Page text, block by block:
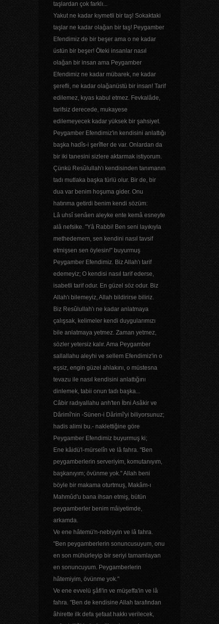
taşlardan çok farklı...
Yakut ne kadar kıymetli bir taş! Sokaktaki
taşlar ne kadar olağan bir taş! Peygamber
Efendimiz de bir beşer ama o ne kadar
üstün bir beşer! Öteki insanlar nasıl
olağan bir insan ama Peygamber
Efendimiz ne kadar mübarek, ne kadar
şerefli, ne kadar olağanüstü bir insan! Tarif
edilemez, kıyas kabul etmez. Fevkalâde,
tarifsiz derecede, mukayese
edilemeyecek kadar yüksek bir şahsiyet.
Peygamber Efendimiz'in kendisini anlattığı
başka hadîs-i şerîfler de var. Onlardan da
bir iki tanesini sizlere aktarmak istiyorum.
Çünkü Resûlullah'ı kendisinden tanımanın
tadı mutlaka başka türlü olur. Bir de, bir
dua var benim hoşuma gider. Onu
hatırıma getirdi benim kendi sözüm:
Lâ uhsî senâen aleyke ente kemâ esneyte
alâ nefsike. "Yâ Rabbi! Ben seni layıkıyla
methedemem, sen kendini nasıl tavsif
etmişsen sen öylesin!" buyurmuş
Peygamber Efendimiz. Biz Allah'ı tarif
edemeyiz; O kendisi nasıl tarif ederse,
isabetli tarif odur. En güzel söz odur. Biz
Allah'ı bilemeyiz, Allah bildirirse biliriz.
Biz Resûlullah'ı ne kadar anlatmaya
çalışsak, kelimeler kendi duygularımızı
bile anlatmaya yetmez. Zaman yetmez,
sözler yetersiz kalır. Ama Peygamber
sallallahu aleyhi ve sellem Efendimiz'in o
eşsiz, engin güzel ahlakını, o müstesna
tevazu ile nasıl kendisini anlattığını
dinlemek, tabii onun tadı başka...
Câbir radıyallahu anh'ten İbni Asâkir ve
Dârimî'nin -Sünen-i Dârimî'yi biliyorsunuz;
hadis alimi bu.- naklettiğine göre
Peygamber Efendimiz buyurmuş ki;
Ene kâidü'l-mürselîn ve lâ fahra. "Ben
peygamberlerin serveriyim, komutanıyım,
başkanıyım; övünme yok." Allah beni
böyle bir makama oturtmuş, Makâm-ı
Mahmûd'u bana ihsan etmiş, bütün
peygamberler benim mâiyetimde,
arkamda.
Ve ene hâtemü'n-nebiyyin ve lâ fahra.
"Ben peygamberlerin sonuncusuyum, onu
en son mühürleyip bir seriyi tamamlayan
en sonuncuyum. Peygamberlerin
hâtemiyim, övünme yok."
Ve ene evvelü şâfi'in ve müşeffa'in ve lâ
fahra. "Ben de kendisine Allah tarafından
âhirette ilk defa şefaat hakkı verilecek,